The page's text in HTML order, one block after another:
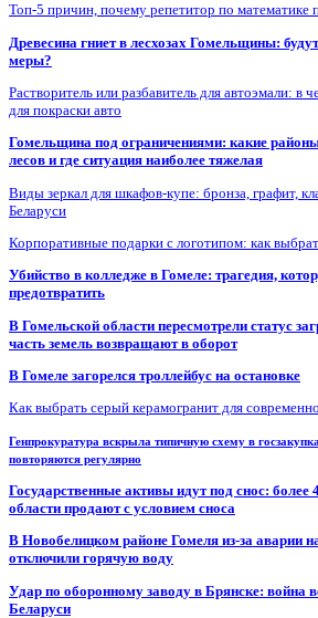
Топ-5 причин, почему репетитор по
Древесина гниет в лесхозах Гомельщины:
меры?
Растворитель или разбавитель для автоэмали: в
для покраски авто
Гомельщина под ограничениями: какие
лесов и где ситуация наиболее тяжелая
Виды зеркал для шкафов-купе: бронза, графит,
Беларуси
Корпоративные подарки с логотипом: как
Убийство в колледже в Гомеле: трагедия,
предотвратить
В Гомельской области пересмотрели статус
часть земель возвращают в оборот
В Гомеле загорелся троллейбус на остановке
Как выбрать серый керамогранит для
Генпрокуратура вскрыла типичную схему в
повторяются регулярно
Государственные активы идут под снос: более
области продают с условием сноса
В Новобелицком районе Гомеля из-за аварии
отключили горячую воду
Удар по оборонному заводу в Брянске: война
Беларуси